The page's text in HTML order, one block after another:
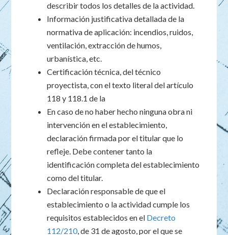
describir todos los detalles de la actividad.
Información justificativa detallada de la
normativa de aplicación: incendios, ruidos,
ventilación, extracción de humos,
urbanística, etc.
Certificación técnica, del técnico
proyectista, con el texto literal del artículo
118 y 118.1 de la
En caso de no haber hecho ninguna obra ni
intervención en el establecimiento,
declaración firmada por el titular que lo
refleje. Debe contener tanto la
identificación completa del establecimiento
como del titular.
Declaración responsable de que el
establecimiento o la actividad cumple los
requisitos establecidos en el Decreto
112/210, de 31 de agosto, por el que se